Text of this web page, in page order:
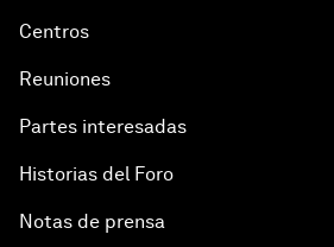
Centros
Reuniones
Partes interesadas
Historias del Foro
Notas de prensa